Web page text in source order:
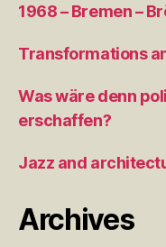
1968 – Bremen –
Transformations
Was wäre denn
erschaffen?
Jazz and
Archives